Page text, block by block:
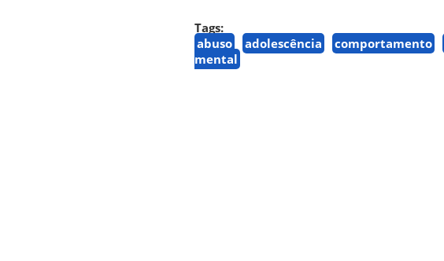
Tags:
abuso
adolescência comportamento
mental